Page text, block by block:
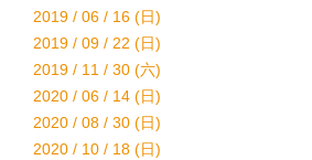
2019 / 06 / 16 (日)
2019 / 09 / 22 (日)
2019 / 11 / 30 (六)
2020 / 06 / 14 (日)
2020 / 08 / 30 (日)
2020 / 10 / 18 (日)